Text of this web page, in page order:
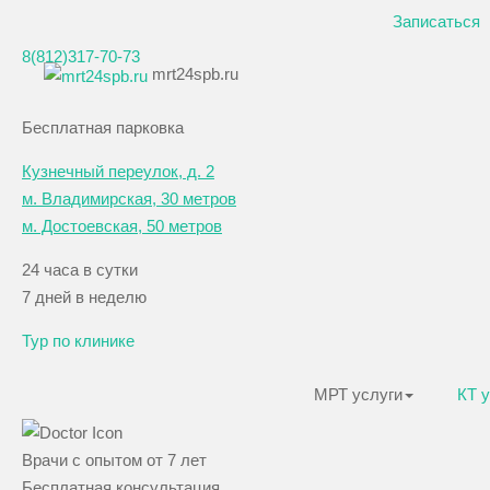
mrt24spb.ru
Записаться
8(812)317-70-73
Бесплатная парковка
Кузнечный переулок, д. 2
м. Владимирская, 30 метров
м. Достоевская, 50 метров
24 часа в сутки
7 дней в неделю
Тур по клинике
МРТ услуги КТ
Врачи с опытом от 7 лет